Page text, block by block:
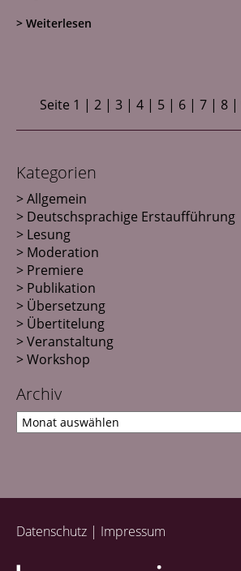
> Weiterlesen
Seite 1 2 3 4 5 6 7 8
Kategorien
Allgemein
Deutschsprachige Erstaufführung
Lesung
Moderation
Premiere
Publikation
Übersetzung
Übertitelung
Veranstaltung
Workshop
Archiv
Datenschutz Impressum